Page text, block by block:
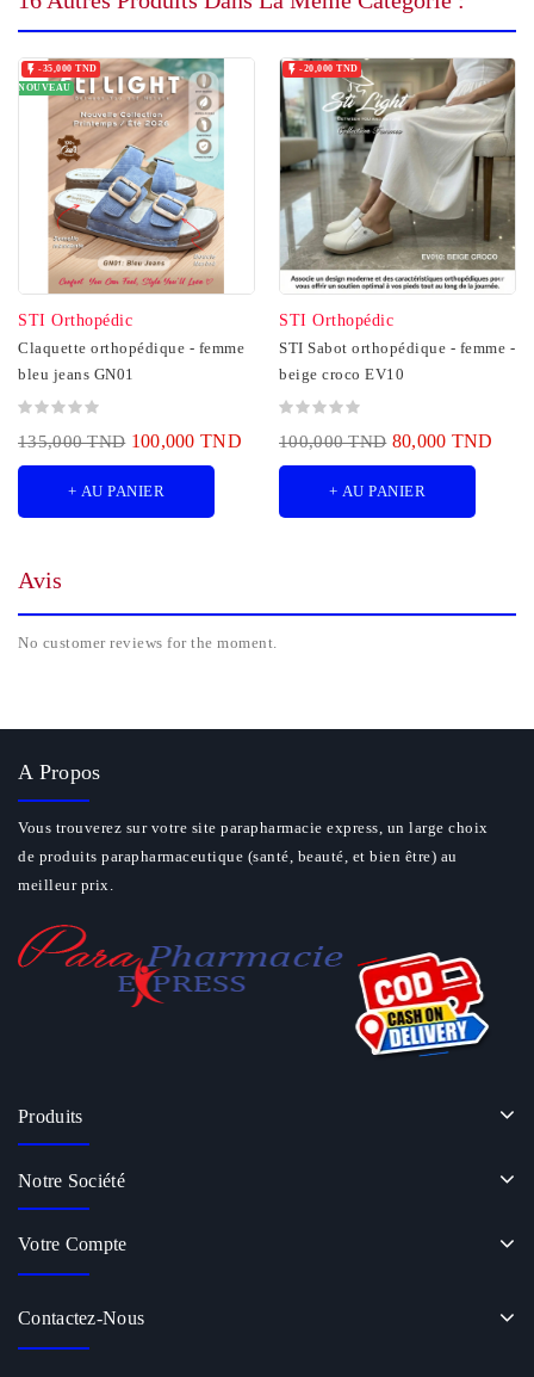
-35,000 TND
NOUVEAU
STI Orthopédic
Claquette orthopédique - femme
bleu jeans GN01
135,000 TND 100,000 TND
+ AU PANIER
-20,000 TND
STI Orthopédic
STI Sabot orthopédique - femme -
beige croco EV10
100,000 TND 80,000 TND
+ AU PANIER
Avis
No customer reviews for the moment.
A Propos
Vous trouverez sur votre site parapharmacie express, un large choix
de produits parapharmaceutique (santé, beauté, et bien être) au
meilleur prix.
Produits
Notre Société
Votre Compte
Contactez-Nous